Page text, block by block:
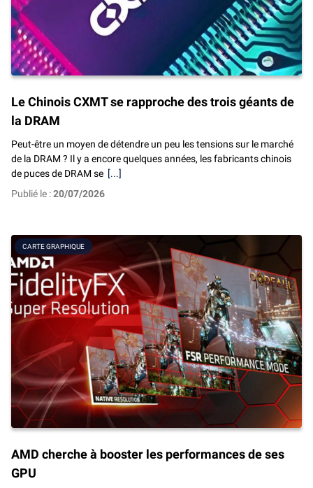
Le Chinois CXMT se rapproche des trois géants de
la DRAM
Peut-être un moyen de détendre un peu les tensions sur le marché
de la DRAM ? Il y a encore quelques années, les fabricants chinois
de puces de DRAM se [...]
Publié le :20/07/2026
CARTE GRAPHIQUE
AMD cherche à booster les performances de ses
GPU